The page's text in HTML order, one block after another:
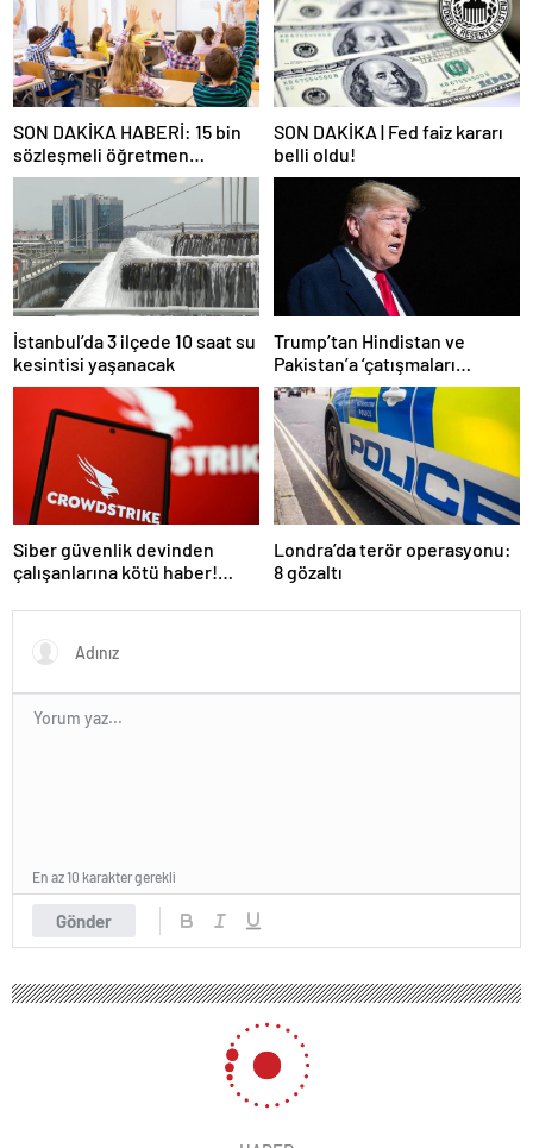
SON DAKİKA HABERİ: 15 bin
sözleşmeli öğretmen
atamasında sözlü sınava hak
kazanan adaylar açıklandı
SON DAKİKA | Fed faiz kararı
belli oldu!
İstanbul’da 3 ilçede 10 saat su
kesintisi yaşanacak
Trump’tan Hindistan ve
Pakistan’a ‘çatışmaları
durdurun’ çağrısı
Siber güvenlik devinden
çalışanlarına kötü haber!
Londra’da terör operasyonu:
8 gözaltı
Gönder
En az 10 karakter gerekli